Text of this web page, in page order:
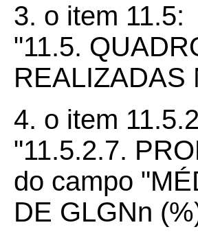
3. o item 11.5:
"11.5.
REALIZADAS
4. o item
"11.5.2.7.
do campo
DE GLGNn